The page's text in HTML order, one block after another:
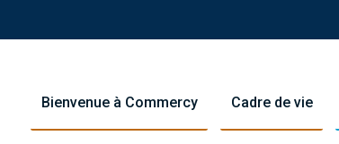
Bienvenue à Commercy Cadre de vie